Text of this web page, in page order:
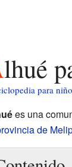
Alhué
para
es una
de